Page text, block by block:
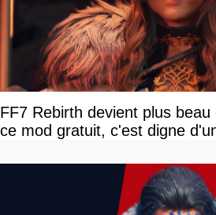
FF7 Rebirth devient plus
ce mod gratuit, c'est digne